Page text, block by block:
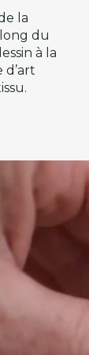
la
du
à la